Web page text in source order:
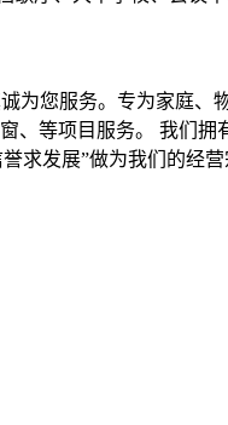
为您服务。专为家庭、
、等项目服务。 我们
求发展”做为我们的经